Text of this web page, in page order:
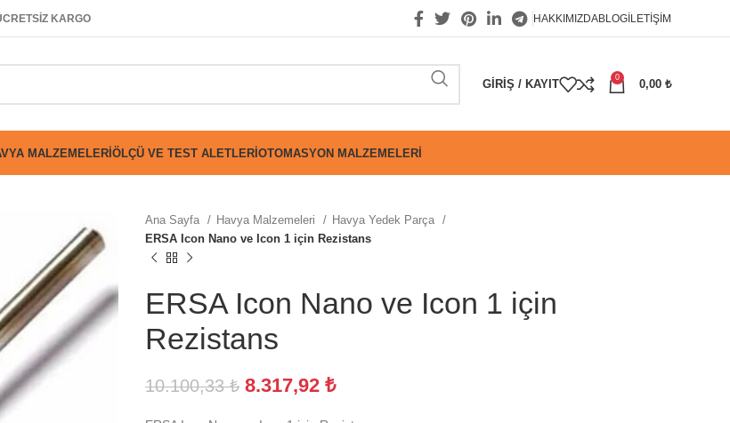
KARGO HAKKIMIZDABLOGİLETIŞIM
GIRIŞ / KAYIT
0
0,00 ₺
MALZEMELERIÖLÇÜ VE TEST ALETLERIOTOMASYON MALZEMELERI
Ana Sayfa Havya Malzemeleri
Havya Yedek Parça
ERSA Icon Nano ve Icon 1 için Rezistans
ERSA Icon Nano ve Icon 1 için
Rezistans
10.100,33₺ 8.317,92 ₺